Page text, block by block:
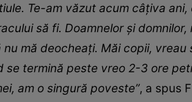
Te-am văzut acum câțiva
să fi. Doamnelor și
mă deocheați. Măi copii,
se termină peste vreo 2-3 ore
am o singură poveste”, a spus